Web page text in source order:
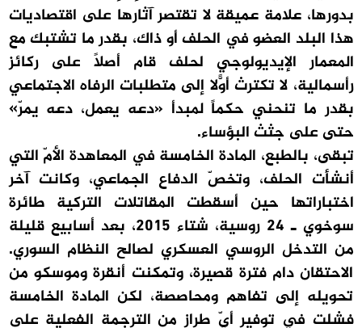
بدورها، علامة عميقة لا تقتصر آثارها على اقتصاديات
هذا البلد العضو في الحلف أو ذاك، بقدر ما تشتبك مع
المعمار الإيديولوجي لحلف قام أصلاً على ركائز
رأسمالية، لا تكترث أوّلاً إلى متطلبات الرفاه الاجتماعي
بقدر ما تنحني حكماً لمبدأ «دعه يعمل، دعه يمرّ»
حتى على جثث البؤساء.
تبقى، بالطبع، المادة الخامسة في المعاهدة الأمّ التي
أنشأت الحلف، وتخصّ الدفاع الجماعي، وكانت آخر
اختباراتها حين أسقطت المقاتلات التركية طائرة
سوخوي ـ 24 روسية، شتاء 2015، بعد أسابيع قليلة
من التدخل الروسي العسكري لصالح النظام السوري.
الاحتقان دام فترة قصيرة، وتمكنت أنقرة وموسكو من
تحويله إلى تفاهم ومحاصصة، لكن المادة الخامسة
فشلت في توفير أيّ طراز من الترجمة الفعلية على